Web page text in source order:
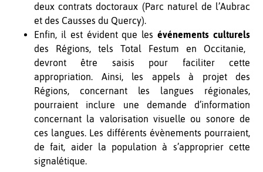
deux contrats doctoraux (Parc naturel de l’Aubrac
et des Causses du Quercy).
Enfin, il est évident que lesévénements culturels
des Régions, tels Total Festum en Occitanie,
devront être saisis pour faciliter cette
appropriation. Ainsi, les appels à projet des
Régions, concernant les langues régionales,
pourraient inclure une demande d’information
concernant la valorisation visuelle ou sonore de
ces langues. Les différents évènements pourraient,
de fait, aider la population à s’approprier cette
signalétique.